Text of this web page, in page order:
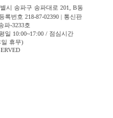
시 송파구 송파대로 201, B동
록번호 218-87-02390 | 통신판
파-3233호
일 10:00~17:00 / 점심시간
일 휴무)